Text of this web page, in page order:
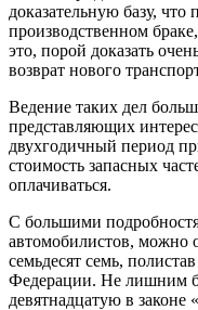
доказательную базу,
производственном
это, порой доказать
возврат нового
Ведение таких дел
представляющих
двухгодичный период
стоимость запасных
оплачиваться.
С большими
автомобилистов, можно
семьдесят семь,
Федерации. Не лишним
девятнадцатую в законе